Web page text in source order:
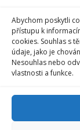
Abychom poskytli
přístupu k
cookies. Souhlas s
údaje, jako je
Nesouhlas nebo
vlastnosti a funkce.
Spojovací
Skrutky do plastu
Závitové vložky
Priemyselné
Náradie a nástroje